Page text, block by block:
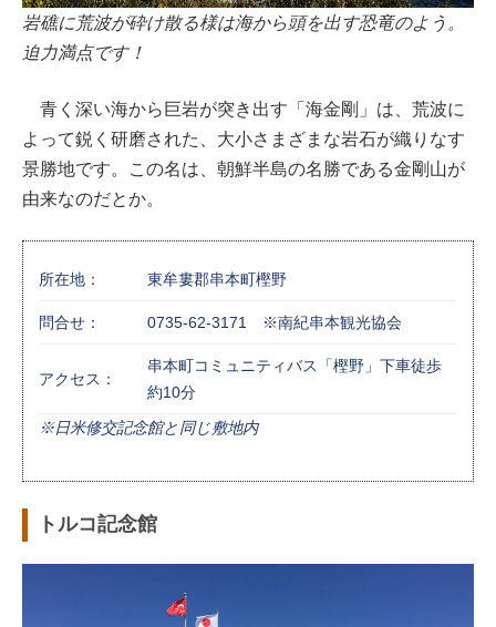
岩礁に荒波が砕け散る様は海から頭を出す恐竜のよう。
迫力満点です！
青く深い海から巨岩が突き出す「海金剛」は、荒波に
よって鋭く研磨された、大小さまざまな岩石が織りなす
景勝地です。この名は、朝鮮半島の名勝である金剛山が
由来なのだとか。
所在地： 東牟婁郡串本町樫野
問合せ： 0735-62-3171 ※南紀串本観光協会
アクセス：
串本町コミュニティバス「樫野」下車徒歩
約10分
※日米修交記念館と同じ敷地内
トルコ記念館